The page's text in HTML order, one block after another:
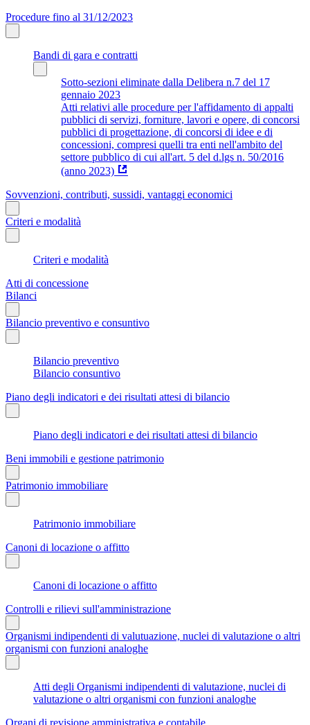
Procedure fino al 31/12/2023
Bandi di gara e contratti
Sotto-sezioni eliminate dalla Delibera n.7 del 17
gennaio 2023
Atti relativi alle procedure per l'affidamento di appalti
pubblici di servizi, forniture, lavori e opere, di concorsi
pubblici di progettazione, di concorsi di idee e di
concessioni, compresi quelli tra enti nell'ambito del
settore pubblico di cui all'art. 5 del d.lgs n. 50/2016
(anno 2023)
Sovvenzioni, contributi, sussidi, vantaggi economici
Criteri e modalità
Criteri e modalità
Atti di concessione
Bilanci
Bilancio preventivo e consuntivo
Bilancio preventivo
Bilancio consuntivo
Piano degli indicatori e dei risultati attesi di bilancio
Piano degli indicatori e dei risultati attesi di bilancio
Beni immobili e gestione patrimonio
Patrimonio immobiliare
Patrimonio immobiliare
Canoni di locazione o affitto
Canoni di locazione o affitto
Controlli e rilievi sull'amministrazione
Organismi indipendenti di valutuazione, nuclei di valutazione o altri
organismi con funzioni analoghe
Atti degli Organismi indipendenti di valutazione, nuclei di
valutazione o altri organismi con funzioni analoghe
Organi di revisione amministrativa e contabile